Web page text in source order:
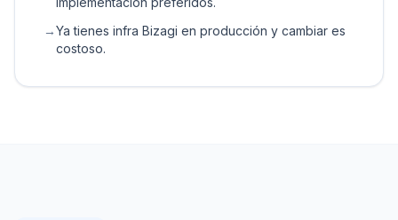
→Ya tienes infra Bizagi en producción y cambiar es
costoso.